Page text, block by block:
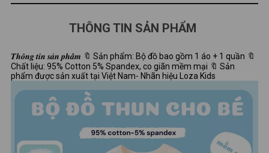
THÔNG TIN SẢN PHẨM
𝑻𝒉𝒐̂𝒏𝒈 𝒕𝒊𝒏 𝒔𝒂̉𝒏 𝒑𝒉𝒂̂̉𝒎 🔖 Sản phẩm: Bộ đồ bao gồm 1 áo + 1 quần 🔖
Chất liệu: 95% Cotton 5% Spandex, co giãn mềm mại 🔖 Sản
phẩm được sản xuất tại Việt Nam- Nhãn hiệu Loza Kids